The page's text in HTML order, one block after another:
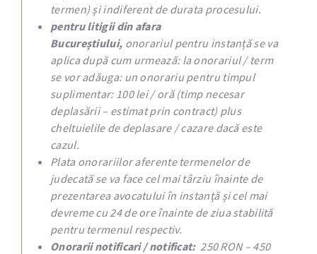
termen) și indiferent de durata procesului.
pentru litigii din afara
Bucureștiului, onorariul pentru instanță se va
aplica după cum urmează: la onorariul / term
se vor adăuga: un onorariu pentru timpul
suplimentar: 100 lei / oră (timp necesar
deplasării – estimat prin contract) plus
cheltuielile de deplasare / cazare dacă este
cazul.
Plata onorariilor aferente termenelor de
judecată se va face cel mai târziu înainte de
prezentarea avocatului în instanță și cel mai
devreme cu 24 de ore înainte de ziua stabilită
pentru termenul respectiv.
Onorarii notificari / notificat:250 RON – 450